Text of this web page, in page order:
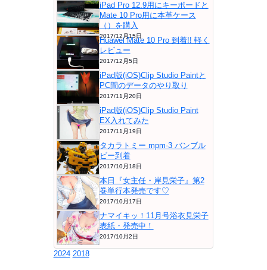
iPad Pro 12.9用にキーボードと
Mate 10 Pro用に本革ケース
（）を購入
2017/12月15日
Huawei Mate 10 Pro 到着!! 軽く
レビュー
2017/12月5日
iPad版(iOS)Clip Studio Paintと
PC間のデータのやり取り
2017/11月20日
iPad版(iOS)Clip Studio Paint
EX入れてみた
2017/11月19日
タカラトミー mpm-3 バンブル
ビー到着
2017/10月18日
本日『女主任・岸見栄子』第2
巻単行本発売です♡
2017/10月17日
ナマイキッ！11月号浴衣見栄子
表紙・発売中！
2017/10月2日
2024 2018